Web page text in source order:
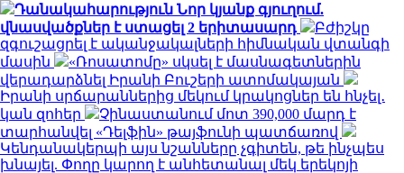
Դանակահարություն Նոր կյանք գյուղում.
վնասվածքներ է ստացել 2 երիտասարդ
Բժիշկը
զգուշացրել է ականջակալների հիմնական վտանգի
մասին
«Ռոսատոմը» սկսել է մասնագետներին
վերադարձնել Իրանի Բուշերի ատոմակայան
Իրանի սրճարաններից մեկում կրակոցներ են հնչել․
կան զոհեր
Չինաստանում մոտ 390,000 մարդ է
տարհանվել «Դելֆին» թայֆունի պատճառով
Կենդանակերպի այս նշանները չգիտեն, թե ինչպես
խնայել. Փողը կարող է անհետանալ մեկ երեկոյի